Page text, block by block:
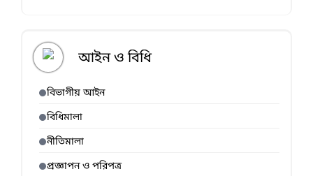
আইন ও বিধি
বিভাগীয় আইন
বিধিমালা
নীতিমালা
প্রজ্ঞাপন ও পরিপত্র